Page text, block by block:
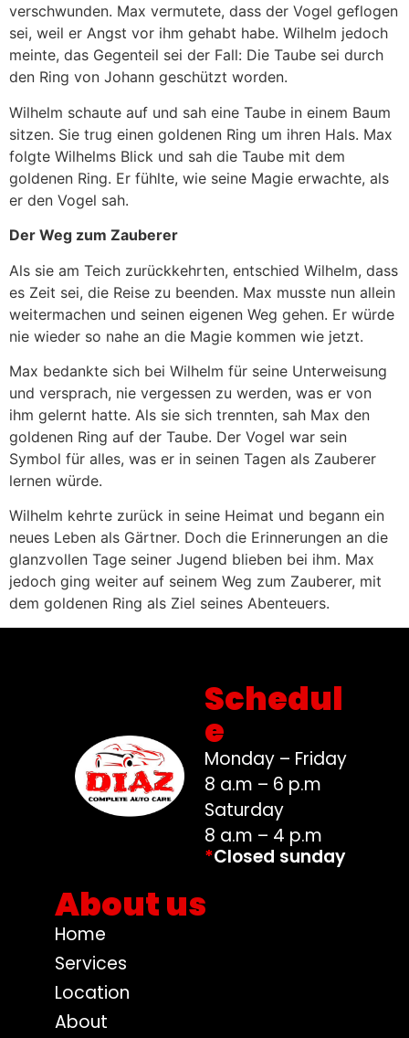
verschwunden. Max vermutete, dass der Vogel geflogen
sei, weil er Angst vor ihm gehabt habe. Wilhelm jedoch
meinte, das Gegenteil sei der Fall: Die Taube sei durch
den Ring von Johann geschützt worden.
Wilhelm schaute auf und sah eine Taube in einem Baum
sitzen. Sie trug einen goldenen Ring um ihren Hals. Max
folgte Wilhelms Blick und sah die Taube mit dem
goldenen Ring. Er fühlte, wie seine Magie erwachte, als
er den Vogel sah.
Der Weg zum Zauberer
Als sie am Teich zurückkehrten, entschied Wilhelm, dass
es Zeit sei, die Reise zu beenden. Max musste nun allein
weitermachen und seinen eigenen Weg gehen. Er würde
nie wieder so nahe an die Magie kommen wie jetzt.
Max bedankte sich bei Wilhelm für seine Unterweisung
und versprach, nie vergessen zu werden, was er von
ihm gelernt hatte. Als sie sich trennten, sah Max den
goldenen Ring auf der Taube. Der Vogel war sein
Symbol für alles, was er in seinen Tagen als Zauberer
lernen würde.
Wilhelm kehrte zurück in seine Heimat und begann ein
neues Leben als Gärtner. Doch die Erinnerungen an die
glanzvollen Tage seiner Jugend blieben bei ihm. Max
jedoch ging weiter auf seinem Weg zum Zauberer, mit
dem goldenen Ring als Ziel seines Abenteuers.
Schedul
e
Monday – Friday
8 a.m – 6 p.m
Saturday
8 a.m – 4 p.m
*Closed sunday
About us
Home
Services
Location
About